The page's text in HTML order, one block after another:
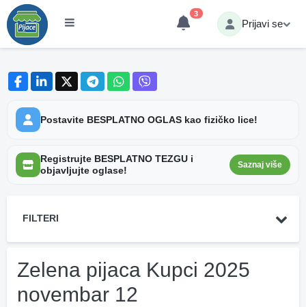
3
Prijavi se
Postavite BESPLATNO OGLAS kao fizičko lice!
Registrujte BESPLATNO TEZGU i
objavljujte oglase!
Saznaj više
FILTERI
Zelena pijaca Kupci 2025
novembar 12